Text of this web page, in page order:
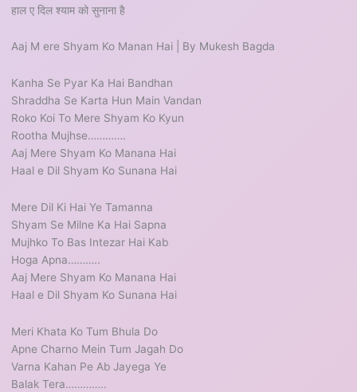
हाल ए दिल श्याम को सुनाना है
Aaj M ere Shyam Ko Manan Hai | By Mukesh Bagda
Kanha Se Pyar Ka Hai Bandhan
Shraddha Se Karta Hun Main Vandan
Roko Koi To Mere Shyam Ko Kyun
Rootha Mujhse………….
Aaj Mere Shyam Ko Manana Hai
Haal e Dil Shyam Ko Sunana Hai
Mere Dil Ki Hai Ye Tamanna
Shyam Se Milne Ka Hai Sapna
Mujhko To Bas Intezar Hai Kab
Hoga Apna………..
Aaj Mere Shyam Ko Manana Hai
Haal e Dil Shyam Ko Sunana Hai
Meri Khata Ko Tum Bhula Do
Apne Charno Mein Tum Jagah Do
Varna Kahan Pe Ab Jayega Ye
Balak Tera…………..